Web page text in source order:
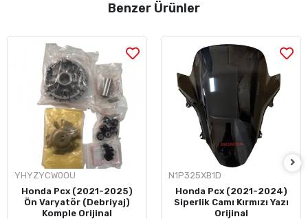
Benzer Ürünler
YHYZYCW0OU
Honda Pcx (2021-2025)
Ön Varyatör (Debriyaj)
Komple Orijinal
N1P325XB1D
Honda Pcx (2021-2024)
Siperlik Camı Kırmızı Yazı
Orijinal